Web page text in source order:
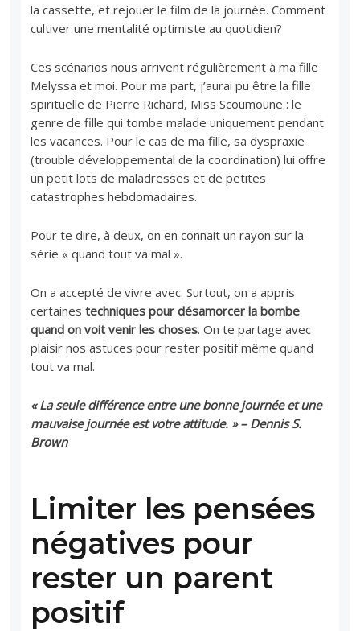
la cassette, et rejouer le film de la journée. Comment
cultiver une mentalité optimiste au quotidien?
Ces scénarios nous arrivent régulièrement à ma fille
Melyssa et moi. Pour ma part, j’aurai pu être la fille
spirituelle de Pierre Richard, Miss Scoumoune : le
genre de fille qui tombe malade uniquement pendant
les vacances. Pour le cas de ma fille, sa dyspraxie
(trouble développemental de la coordination) lui offre
un petit lots de maladresses et de petites
catastrophes hebdomadaires.
Pour te dire, à deux, on en connait un rayon sur la
série « quand tout va mal ».
On a accepté de vivre avec. Surtout, on a appris
certainestechniques pour désamorcer la bombe
quand on voit venir les choses. On te partage avec
plaisir nos astuces pour rester positif même quand
tout va mal.
« La seule différence entre une bonne journée et une
mauvaise journée est votre attitude. » – Dennis S.
Brown
Limiter les pensées
négatives pour
rester un parent
positif